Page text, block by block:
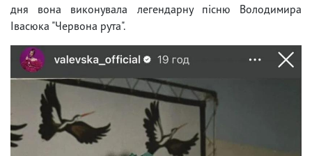
дня вона виконувала легендарну пісню Володимира
Івасюка "Червона рута".